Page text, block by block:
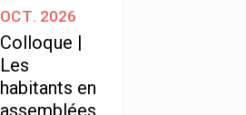
oct. 2026
Colloque |
Les
habitants en
assemblées